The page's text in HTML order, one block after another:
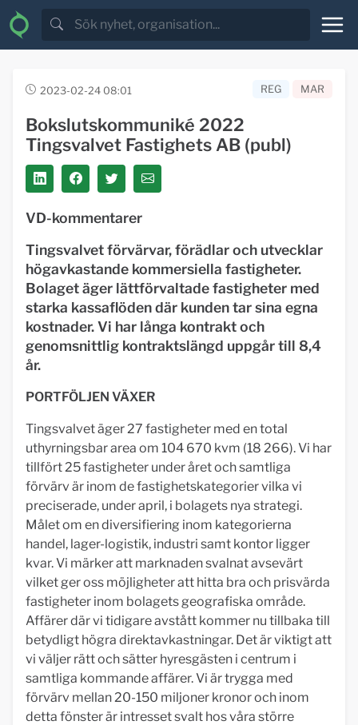
2023-02-24 08:01 REG MAR
Bokslutskommuniké 2022
Tingsvalvet Fastighets AB (publ)
VD-kommentarer
Tingsvalvet förvärvar, förädlar och utvecklar
högavkastande kommersiella fastigheter.
Bolaget äger lättförvaltade fastigheter med
starka kassaflöden där kunden tar sina egna
kostnader. Vi har långa kontrakt och
genomsnittlig kontraktslängd uppgår till 8,4
år.
PORTFÖLJEN VÄXER
Tingsvalvet äger 27 fastigheter med en total
uthyrningsbar area om 104 670 kvm (18 266). Vi har
tillfört 25 fastigheter under året och samtliga
förvärv är inom de fastighetskategorier vilka vi
preciserade, under april, i bolagets nya strategi.
Målet om en diversifiering inom kategorierna
handel, lager-logistik, industri samt kontor ligger
kvar. Vi märker att marknaden svalnat avsevärt
vilket ger oss möjligheter att hitta bra och prisvärda
fastigheter inom bolagets geografiska område.
Affärer där vi tidigare avstått kommer nu tillbaka till
betydligt högra direktavkastningar. Det är viktigt att
vi väljer rätt och sätter hyresgästen i centrum i
samtliga kommande affärer. Vi är trygga med
förvärv mellan 20-150 miljoner kronor och inom
detta fönster är intresset svalt hos våra större